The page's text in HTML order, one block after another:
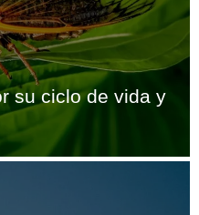
su ciclo de vida y